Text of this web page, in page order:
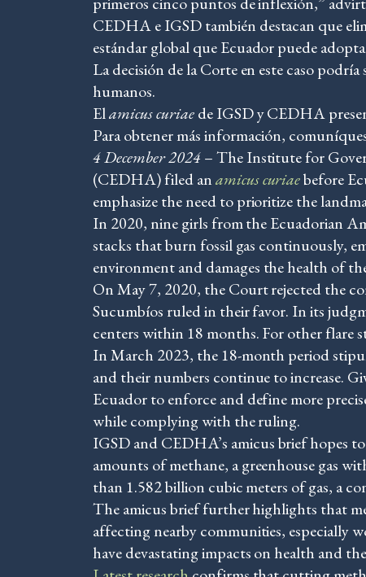
CEDHA e IGSD también destacan que
estándar global que Ecuador puede
La decisión de la Corte en este caso
humanos.
Elamicus curiaede IGSD y CEDHA
Para obtener más información,
4 December 2024– The Institute for
(CEDHA) filed anamicus curiaebefore
emphasize the need to prioritize the
In 2020, nine girls from the Ecuadorian
stacks that burn fossil gas continuously,
environment and damages the health of
On May 7, 2020, the Court rejected the
Sucumbíos ruled in their favor. In its
centers within 18 months. For other flare
In March 2023, the 18-month period
and their numbers continue to increase.
Ecuador to enforce and define more
while complying with the ruling.
IGSD and CEDHA’s amicus brief hopes
amounts of methane, a greenhouse gas
than 1.582 billion cubic meters of gas, a
The amicus brief further highlights that
affecting nearby communities, especially
have devastating impacts on health and